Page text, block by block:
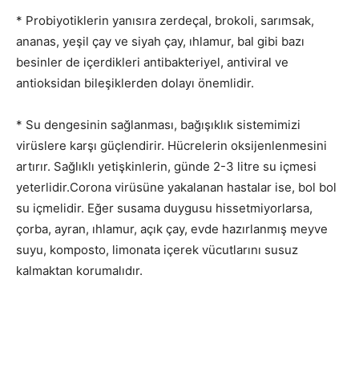
* Probiyotiklerin yanısıra zerdeçal, brokoli, sarımsak,
ananas, yeşil çay ve siyah çay, ıhlamur, bal gibi bazı
besinler de içerdikleri antibakteriyel, antiviral ve
antioksidan bileşiklerden dolayı önemlidir.
* Su dengesinin sağlanması, bağışıklık sistemimizi
virüslere karşı güçlendirir. Hücrelerin oksijenlenmesini
artırır. Sağlıklı yetişkinlerin, günde 2-3 litre su içmesi
yeterlidir.Corona virüsüne yakalanan hastalar ise, bol bol
su içmelidir. Eğer susama duygusu hissetmiyorlarsa,
çorba, ayran, ıhlamur, açık çay, evde hazırlanmış meyve
suyu, komposto, limonata içerek vücutlarını susuz
kalmaktan korumalıdır.